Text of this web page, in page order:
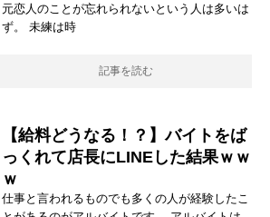
元恋人のことが忘れられないという人は多いは
ず。 未練は時
記事を読む
【給料どうなる！？】バイトをば
っくれて店長にLINEした結果ｗｗ
ｗ
仕事と言われるものでも多くの人が経験したこ